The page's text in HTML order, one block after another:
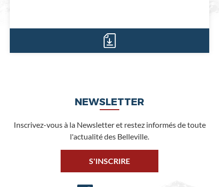
NEWSLETTER
Inscrivez-vous à la Newsletter et restez informés de toute
l'actualité des Belleville.
S'INSCRIRE